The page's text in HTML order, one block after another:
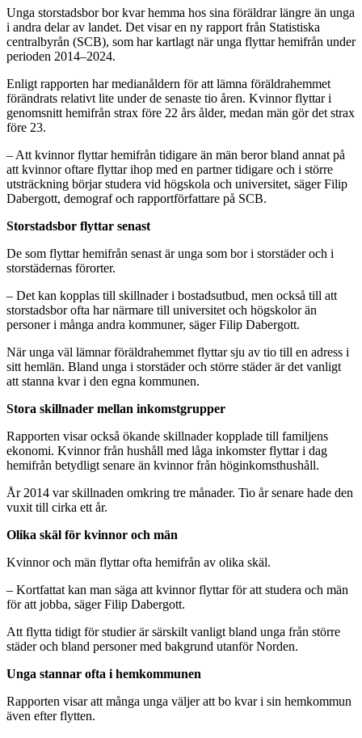
Unga storstadsbor bor kvar hemma hos sina föräldrar längre än unga
i andra delar av landet. Det visar en ny rapport från Statistiska
centralbyrån (SCB), som har kartlagt när unga flyttar hemifrån under
perioden 2014–2024.
Enligt rapporten har medianåldern för att lämna föräldrahemmet
förändrats relativt lite under de senaste tio åren. Kvinnor flyttar i
genomsnitt hemifrån strax före 22 års ålder, medan män gör det strax
före 23.
– Att kvinnor flyttar hemifrån tidigare än män beror bland annat på
att kvinnor oftare flyttar ihop med en partner tidigare och i större
utsträckning börjar studera vid högskola och universitet, säger Filip
Dabergott, demograf och rapportförfattare på SCB.
Storstadsbor flyttar senast
De som flyttar hemifrån senast är unga som bor i storstäder och i
storstädernas förorter.
– Det kan kopplas till skillnader i bostadsutbud, men också till att
storstadsbor ofta har närmare till universitet och högskolor än
personer i många andra kommuner, säger Filip Dabergott.
När unga väl lämnar föräldrahemmet flyttar sju av tio till en adress i
sitt hemlän. Bland unga i storstäder och större städer är det vanligt
att stanna kvar i den egna kommunen.
Stora skillnader mellan inkomstgrupper
Rapporten visar också ökande skillnader kopplade till familjens
ekonomi. Kvinnor från hushåll med låga inkomster flyttar i dag
hemifrån betydligt senare än kvinnor från höginkomsthushåll.
År 2014 var skillnaden omkring tre månader. Tio år senare hade den
vuxit till cirka ett år.
Olika skäl för kvinnor och män
Kvinnor och män flyttar ofta hemifrån av olika skäl.
– Kortfattat kan man säga att kvinnor flyttar för att studera och män
för att jobba, säger Filip Dabergott.
Att flytta tidigt för studier är särskilt vanligt bland unga från större
städer och bland personer med bakgrund utanför Norden.
Unga stannar ofta i hemkommunen
Rapporten visar att många unga väljer att bo kvar i sin hemkommun
även efter flytten.